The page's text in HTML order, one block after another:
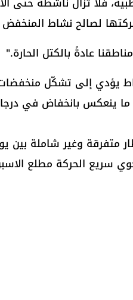
لصالح نشاط
عادةً بالكتل الحارة."
يؤدي إلى تشكّل منخفضات
ينعكس بانخفاض في درجات
متفرقة وغير شاملة بين
سريع الحركة مطلع